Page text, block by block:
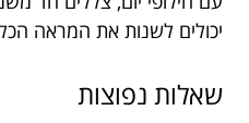
יכולים לשנות את המראה
שאלות נפוצות